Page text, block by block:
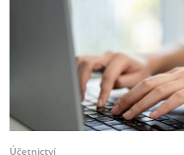
Účetnictví